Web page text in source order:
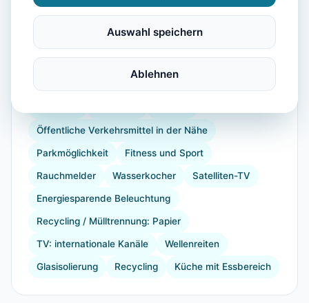
Küche Kühlschrank Mikrowelle Balkon
Meerblick Kaffeemaschine
Öffentliche Verkehrsmittel in der Nähe
Parkmöglichkeit Fitness und Sport
Rauchmelder Wasserkocher Satelliten-TV
Energiesparende Beleuchtung
Recycling / Mülltrennung: Papier
TV: internationale Kanäle Wellenreiten
Glasisolierung Recycling Küche mit Essbereich
Auswahl speichern
Ablehnen